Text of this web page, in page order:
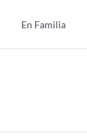
En Familia